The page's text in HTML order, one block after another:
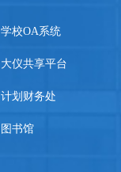
学校OA系统
大仪共享平台
计划财务处
图书馆